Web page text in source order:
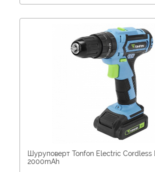
Шуруповерт Tonfon Electric Cordless
2000mAh